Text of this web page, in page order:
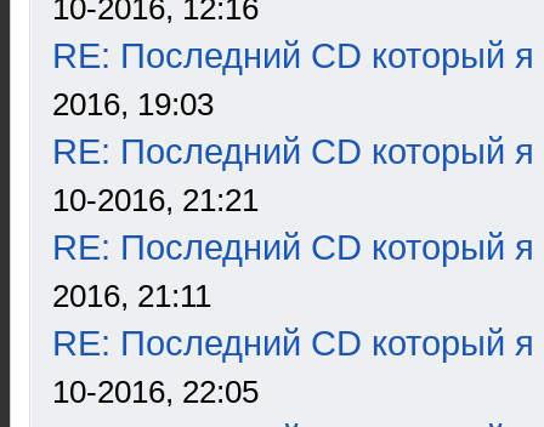
10-2016, 12:16
RE: Последний CD который я
2016, 19:03
RE: Последний CD который я
10-2016, 21:21
RE: Последний CD который я
2016, 21:11
RE: Последний CD который я
10-2016, 22:05